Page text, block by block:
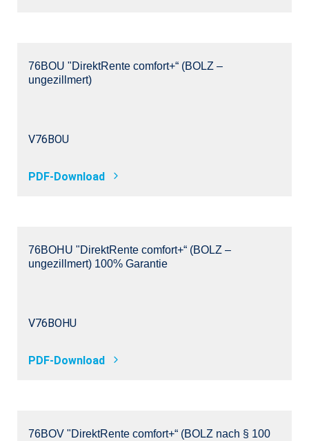
76BOU "DirektRente comfort+“ (BOLZ –
ungezillmert)
V76BOU
PDF-Download
76BOHU "DirektRente comfort+“ (BOLZ –
ungezillmert) 100% Garantie
V76BOHU
PDF-Download
76BOV "DirektRente comfort+“ (BOLZ nach § 100